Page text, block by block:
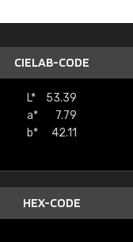
CIELAB-CODE
L*
53.39
a*
7.79
b*
42.11
HEX-CODE
en zeer betaalbaar!"